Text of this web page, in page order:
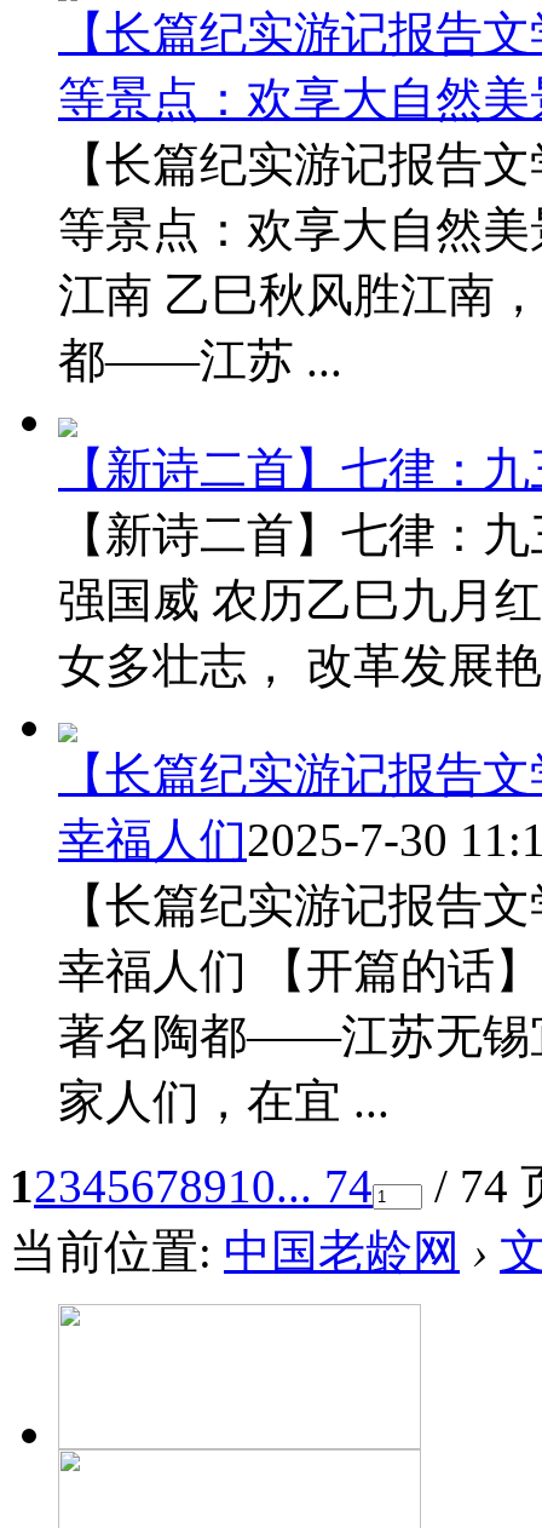
【长篇纪实游记报告
等景点：欢享大自然
【长篇纪实游记报告
等景点：欢享大自然
江南 乙巳秋风胜江南
都——江苏 ...
【新诗二首】七律：
【新诗二首】七律：
强国威 农历乙巳九月
女多壮志， 改革发展
【长篇纪实游记报告
幸福人们2025-7-30
【长篇纪实游记报告
幸福人们 【开篇的话
著名陶都——江苏无锡
家人们，在宜 ...
12345678910... 74
/ 74
当前位置: 中国老龄网 ›